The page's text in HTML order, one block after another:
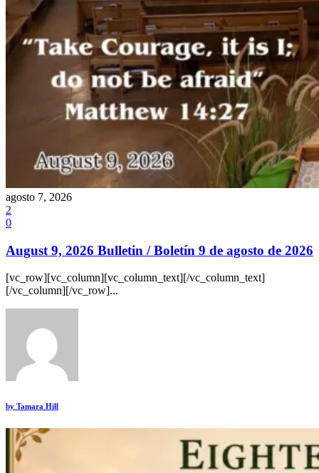
agosto 7, 2026
2
0
August 9, 2026 Bulletin / Boletín 9 de agosto de 2026
[vc_row][vc_column][vc_column_text][/vc_column_text]
[/vc_column][/vc_row]...
by Tamara Hill